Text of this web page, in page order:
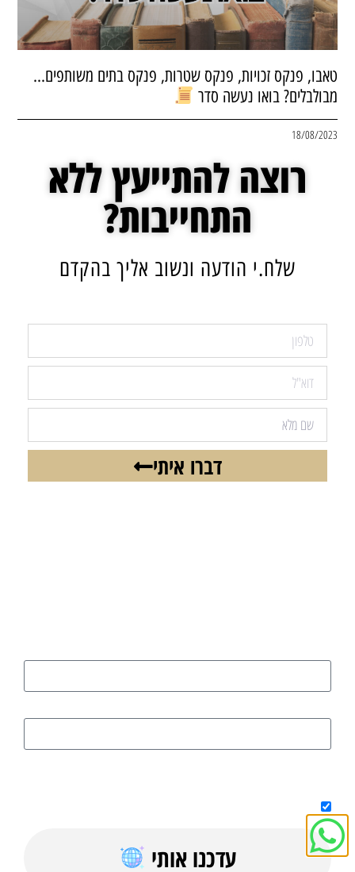
טאבו, פנקס זכויות, פנקס שטרות, פנקס בתים משותפים…
מבולבלים? בואו נעשה סדר
18/08/2023
רוצה להתייעץ ללא
התחייבות?
שלח.י הודעה ונשוב אליך בהקדם
דברו איתי
עדכנו אותי